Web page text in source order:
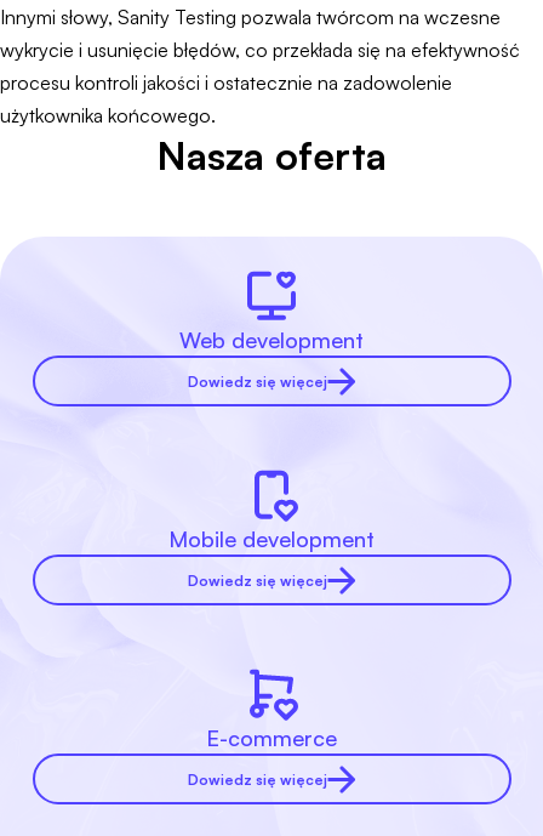
Innymi słowy, Sanity Testing pozwala twórcom na wczesne
wykrycie i usunięcie błędów, co przekłada się na efektywność
procesu kontroli jakości i ostatecznie na zadowolenie
użytkownika końcowego.
Nasza oferta
Web development
Dowiedz się więcej
Mobile development
Dowiedz się więcej
E-commerce
Dowiedz się więcej